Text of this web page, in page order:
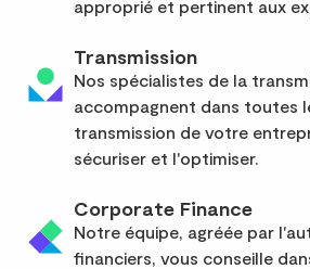
approprié et pertinent aux
Transmission
Nos spécialistes de la
accompagnent dans toutes
transmission de votre
sécuriser et l'optimiser.
Corporate Finance
Notre équipe, agréée par
financiers, vous conseille